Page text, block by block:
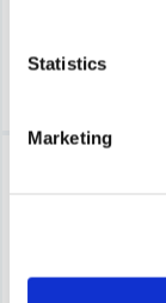
Statistics
Marketing